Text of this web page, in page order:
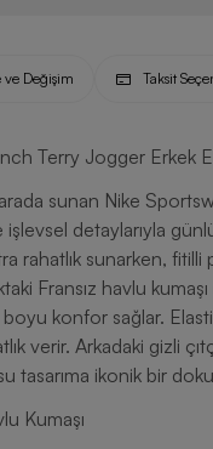
ve Değişim Taksit
Terry Jogger Erkek
arada sunan Nike
detaylarıyla
rahatlık sunarken, fitilli
Fransız havlu
boyu konfor sağlar.
verir. Arkadaki gizli
tasarıma ikonik bir
Kumaşı